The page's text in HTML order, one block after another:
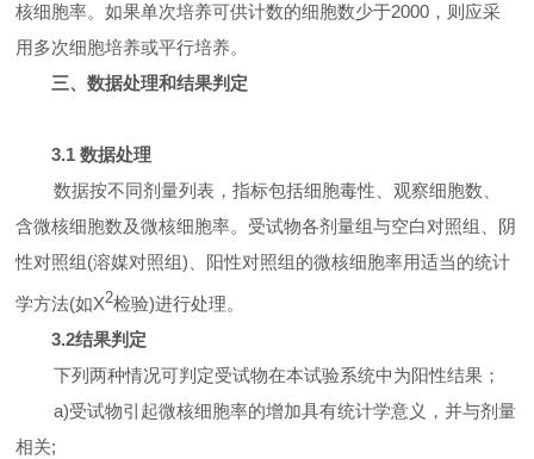
核细胞率。如果单次培养可供计数的细胞数少于2000 ，则应采
用多次细胞培养或平行培养。
三、数据处理和结果判定
3.1数据处理
数据按不同剂量列表，指标包括细胞毒性、观察细胞数、
含微核细胞数及微核细胞率。受试物各剂量组与空白对照组、阴
性对照组(溶媒对照组) 、阳性对照组的微核细胞率用适当的统计
学方法(如X2检验)进行处理。
3.2结果判定
下列两种情况可判定受试物在本试验系统中为阳性结果；
a)受试物引起微核细胞率的增加具有统计学意义，并与剂量
相关;